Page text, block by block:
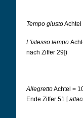
Tempo giustoAchtel
L'istesso tempo
nach Ziffer 29])
AllegrettoAchtel =
Ende Ziffer 51 [